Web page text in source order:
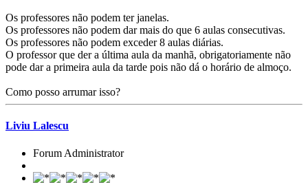
Os professores não podem ter janelas.
Os professores não podem dar mais do que 6 aulas consecutivas.
Os professores não podem exceder 8 aulas diárias.
O professor que der a última aula da manhã, obrigatoriamente não
pode dar a primeira aula da tarde pois não dá o horário de almoço.
Como posso arrumar isso?
Liviu Lalescu
Forum Administrator